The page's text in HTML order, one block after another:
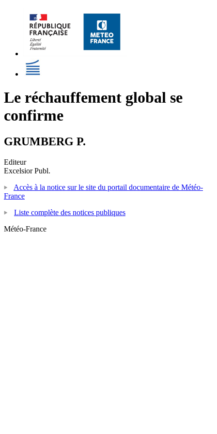
Le réchauffement global se
confirme
GRUMBERG P.
Editeur
Excelsior Publ.
Accès à la notice sur le site du portail documentaire de Météo-
France
Liste complète des notices publiques
Météo-France